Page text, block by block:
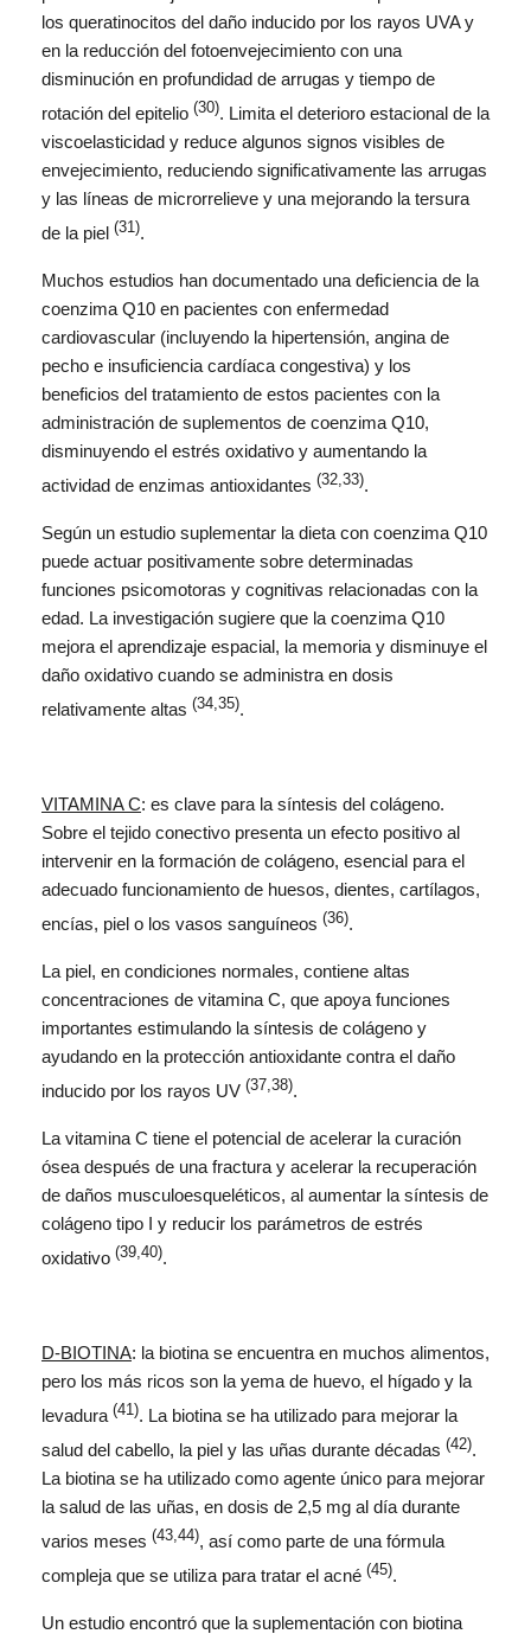
los queratinocitos del daño inducido por los rayos UVA y
en la reducción del fotoenvejecimiento con una
disminución en profundidad de arrugas y tiempo de
rotación del epitelio (30). Limita el deterioro estacional de la
viscoelasticidad y reduce algunos signos visibles de
envejecimiento, reduciendo significativamente las arrugas
y las líneas de microrrelieve y una mejorando la tersura
de la piel (31).
Muchos estudios han documentado una deficiencia de la
coenzima Q10 en pacientes con enfermedad
cardiovascular (incluyendo la hipertensión, angina de
pecho e insuficiencia cardíaca congestiva) y los
beneficios del tratamiento de estos pacientes con la
administración de suplementos de coenzima Q10,
disminuyendo el estrés oxidativo y aumentando la
actividad de enzimas antioxidantes (32,33).
Según un estudio suplementar la dieta con coenzima Q10
puede actuar positivamente sobre determinadas
funciones psicomotoras y cognitivas relacionadas con la
edad. La investigación sugiere que la coenzima Q10
mejora el aprendizaje espacial, la memoria y disminuye el
daño oxidativo cuando se administra en dosis
relativamente altas (34,35).
VITAMINA C: es clave para la síntesis del colágeno.
Sobre el tejido conectivo presenta un efecto positivo al
intervenir en la formación de colágeno, esencial para el
adecuado funcionamiento de huesos, dientes, cartílagos,
encías, piel o los vasos sanguíneos (36).
La piel, en condiciones normales, contiene altas
concentraciones de vitamina C, que apoya funciones
importantes estimulando la síntesis de colágeno y
ayudando en la protección antioxidante contra el daño
inducido por los rayos UV (37,38).
La vitamina C tiene el potencial de acelerar la curación
ósea después de una fractura y acelerar la recuperación
de daños musculoesqueléticos, al aumentar la síntesis de
colágeno tipo I y reducir los parámetros de estrés
oxidativo (39,40).
D-BIOTINA: la biotina se encuentra en muchos alimentos,
pero los más ricos son la yema de huevo, el hígado y la
levadura (41). La biotina se ha utilizado para mejorar la
salud del cabello, la piel y las uñas durante décadas (42).
La biotina se ha utilizado como agente único para mejorar
la salud de las uñas, en dosis de 2,5 mg al día durante
varios meses (43,44), así como parte de una fórmula
compleja que se utiliza para tratar el acné (45).
Un estudio encontró que la suplementación con biotina